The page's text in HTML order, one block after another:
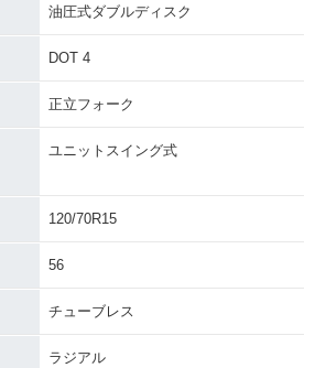
油圧式ダブルディスク
DOT 4
正立フォーク
ユニットスイング式
120/70R15
56
チューブレス
ラジアル